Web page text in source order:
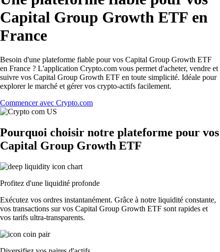
Capital Group Growth ETF en
France
Besoin d'une plateforme fiable pour vos Capital Group Growth ETF
en France ? L'application Crypto.com vous permet d'acheter, vendre et
suivre vos Capital Group Growth ETF en toute simplicité. Idéale pour
explorer le marché et gérer vos crypto-actifs facilement.
Commencer avec Crypto.com
Pourquoi choisir notre plateforme pour vos
Capital Group Growth ETF
Profitez d'une liquidité profonde
Exécutez vos ordres instantanément. Grâce à notre liquidité constante,
vos transactions sur vos Capital Group Growth ETF sont rapides et
vos tarifs ultra-transparents.